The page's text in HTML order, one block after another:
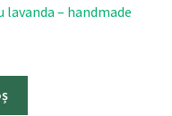
– handmade